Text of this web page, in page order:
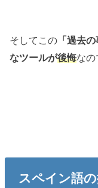
そしてこの 「過去
なツールが後悔なの
スペイン語